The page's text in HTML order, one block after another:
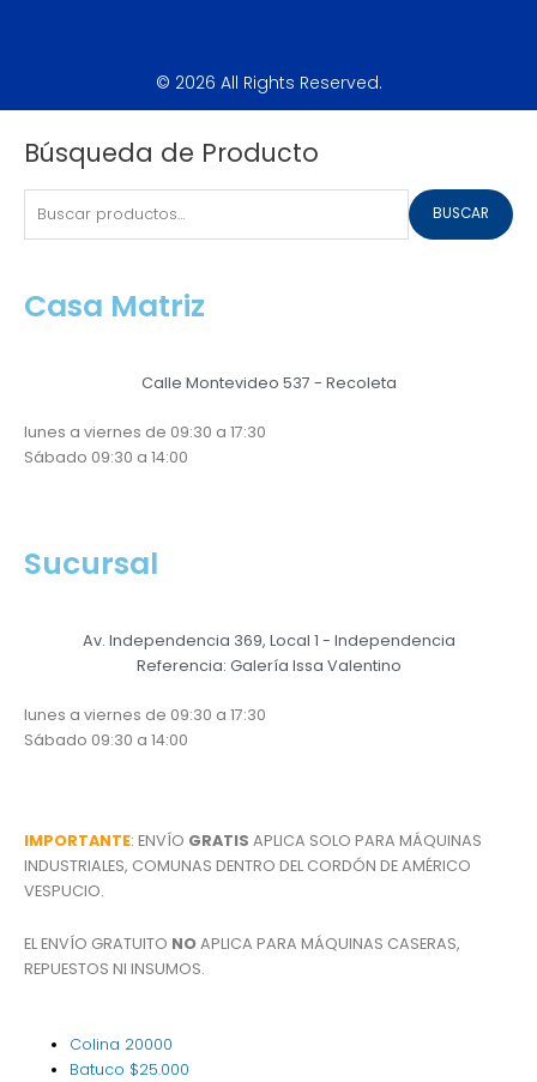
© 2026 All Rights Reserved.
Búsqueda de Producto
Buscar
BUSCAR
Casa Matriz
Calle Montevideo 537 - Recoleta
lunes a viernes de 09:30 a 17:30
Sábado 09:30 a 14:00
Sucursal
Av. Independencia 369, Local 1 - Independencia
Referencia: Galería Issa Valentino
lunes a viernes de 09:30 a 17:30
Sábado 09:30 a 14:00
IMPORTANTE: ENVÍO GRATIS APLICA SOLO PARA MÁQUINAS
INDUSTRIALES, COMUNAS DENTRO DEL CORDÓN DE AMÉRICO
VESPUCIO.
EL ENVÍO GRATUITO NOAPLICA PARA MÁQUINAS CASERAS,
REPUESTOS NI INSUMOS.
Colina 20000
Batuco $25.000